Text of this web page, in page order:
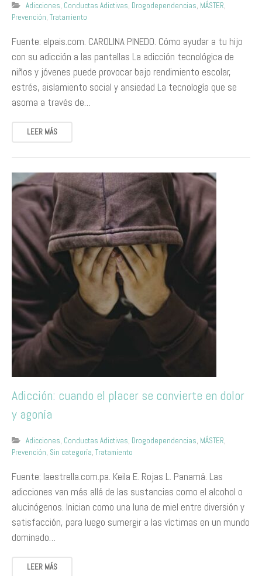
Adicciones, Conductas Adictivas, Drogodependencias, MÁSTER,
Prevención, Tratamiento
Fuente: elpais.com. CAROLINA PINEDO. Cómo ayudar a tu hijo
con su adicción a las pantallas La adicción tecnológica de
niños y jóvenes puede provocar bajo rendimiento escolar,
estrés, aislamiento social y ansiedad La tecnología que se
asoma a través de…
LEER MÁS
Adicción: cuando el placer se convierte en dolor
y agonía
Adicciones, Conductas Adictivas, Drogodependencias, MÁSTER,
Prevención, Sin categoría, Tratamiento
Fuente: laestrella.com.pa. Keila E. Rojas L. Panamá. Las
adicciones van más allá de las sustancias como el alcohol o
alucinógenos. Inician como una luna de miel entre diversión y
satisfacción, para luego sumergir a las víctimas en un mundo
dominado…
LEER MÁS